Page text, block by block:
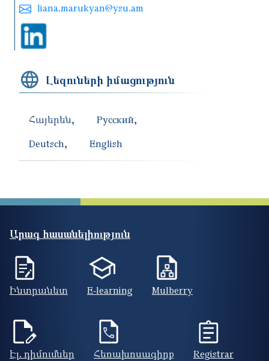
liana.marukyan@ysu.am
Լեզուների իմացություն
Հայերեն
Русский
Deutsch
English
Արագ հասանելիություն
Ինտրանետ E-learning Mulberry
Էլ. դիմումներ Հեռախոսագիրք Registrar